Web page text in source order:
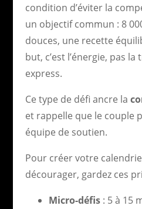
condition d’éviter la
un objectif commun : 8
douces, une recette
but, c’est l’énergie, pas
express.
Ce type de défi ancre la
et rappelle que le couple
équipe de soutien.
Pour créer votre
décourager, gardez ces
Micro-défis: 5 à 15